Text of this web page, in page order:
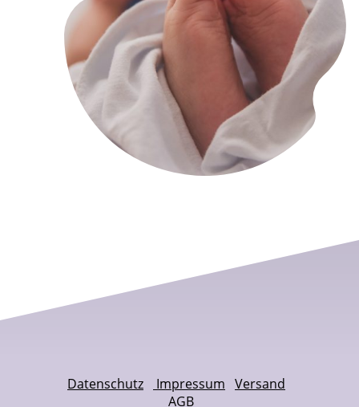
Datenschutz Impressum Versand
AGB